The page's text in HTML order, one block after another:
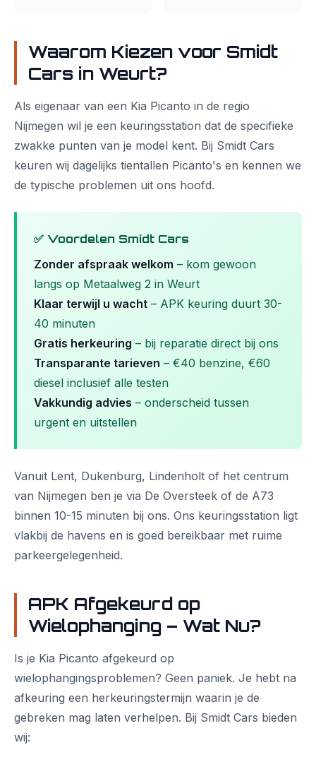
Waarom Kiezen voor Smidt
Cars in Weurt?
Als eigenaar van een Kia Picanto in de regio
Nijmegen wil je een keuringsstation dat de specifieke
zwakke punten van je model kent. Bij Smidt Cars
keuren wij dagelijks tientallen Picanto's en kennen we
de typische problemen uit ons hoofd.
✅ Voordelen Smidt Cars
Zonder afspraak welkom – kom gewoon
langs op Metaalweg 2 in Weurt
Klaar terwijl u wacht – APK keuring duurt 30-
40 minuten
Gratis herkeuring – bij reparatie direct bij ons
Transparante tarieven – €40 benzine, €60
diesel inclusief alle testen
Vakkundig advies – onderscheid tussen
urgent en uitstellen
Vanuit Lent, Dukenburg, Lindenholt of het centrum
van Nijmegen ben je via De Oversteek of de A73
binnen 10-15 minuten bij ons. Ons keuringsstation ligt
vlakbij de havens en is goed bereikbaar met ruime
parkeergelegenheid.
APK Afgekeurd op
Wielophanging – Wat Nu?
Is je Kia Picanto afgekeurd op
wielophangingsproblemen? Geen paniek. Je hebt na
afkeuring een herkeuringstermijn waarin je de
gebreken mag laten verhelpen. Bij Smidt Cars bieden
wij: